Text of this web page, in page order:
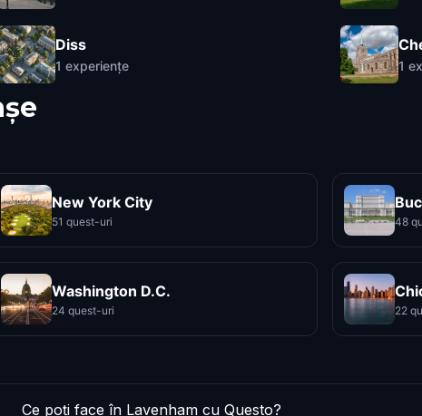
Diss
1 experiențe 1
New York City
51 quest-uri 48
Washington D.C.
24 quest-uri 22
Ce poți face în Lavenham cu Questo?